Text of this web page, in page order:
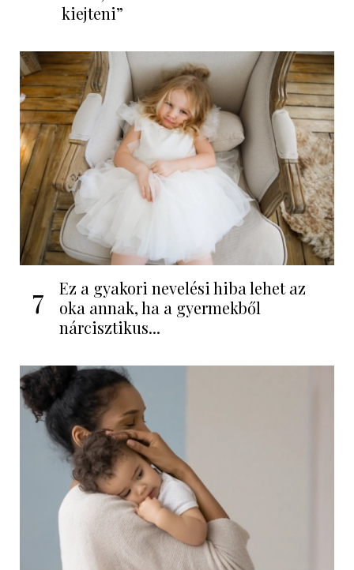
kiejteni”
7
Ez a gyakori nevelési hiba lehet az
oka annak, ha a gyermekből
nárcisztikus...